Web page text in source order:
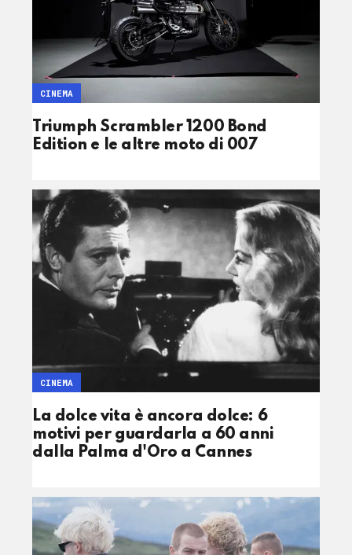
Triumph Scrambler 1200 Bond
Edition e le altre moto di 007
CINEMA
La dolce vita è ancora dolce: 6
motivi per guardarla a 60 anni
dalla Palma d'Oro a Cannes
CINEMA